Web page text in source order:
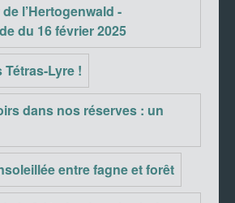
l’Hertogenwald -
du 16 février 2025
Tétras-Lyre !
dans nos réserves : un
entre fagne et forêt